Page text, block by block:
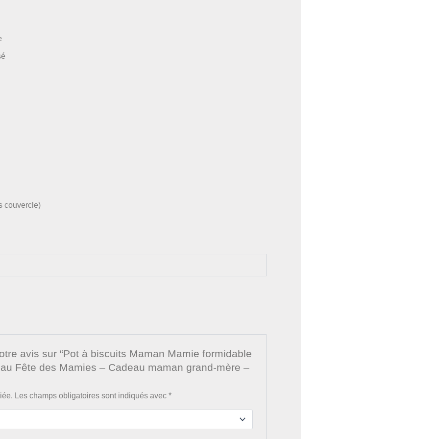
couvercle)
avis sur “Pot à biscuits Maman Mamie formidable
Fête des Mamies – Cadeau maman grand-mère –
Les champs obligatoires sont indiqués avec *